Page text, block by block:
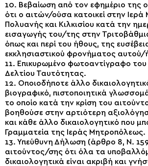
10. Βεβαίωση από τον εφημέριο της
ότι ο αιτών/ούσα κατοικεί στην
Πολυανής και Κιλκισίου κατά την
εισαγωγής του/της στην
όπως και περί του ήθους, της
εκκλησιαστικού φρονήματος
11. Επικυρωμένο φωτοαντίγραφο του
Δελτίου Ταυτότητας.
12. Οποιοδήποτε άλλο
βιογραφικό, πιστοποιητικά
το οποίο κατά την κρίση του
βοηθούσε στην αρτιότερη
και κάθε άλλο δικαιολογητικό που
Γραμματεία της Ιεράς Μητροπόλεως.
13. Υπεύθυνη Δήλωση (άρθρο 8, Ν.
αιτούντος/σης ότι όλα τα
δικαιολογητικά είναι ακριβή και